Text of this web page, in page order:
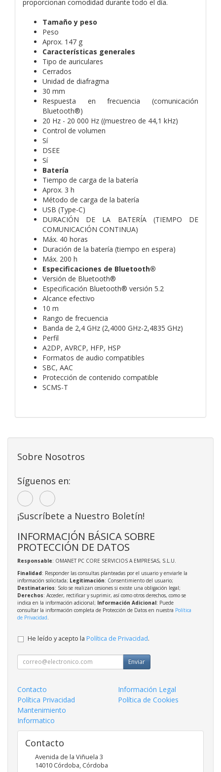
proporcionan comodidad durante todo el día.
Tamaño y peso
Peso
Aprox. 147 g
Características generales
Tipo de auriculares
Cerrados
Unidad de diafragma
30 mm
Respuesta en frecuencia (comunicación
Bluetooth®)
20 Hz - 20 000 Hz ((muestreo de 44,1 kHz)
Control de volumen
Sí
DSEE
Sí
Batería
Tiempo de carga de la batería
Aprox. 3 h
Método de carga de la batería
USB (Type-C)
DURACIÓN DE LA BATERÍA (TIEMPO DE
COMUNICACIÓN CONTINUA)
Máx. 40 horas
Duración de la batería (tiempo en espera)
Máx. 200 h
Especificaciones de Bluetooth®
Versión de Bluetooth®
Especificación Bluetooth® versión 5.2
Alcance efectivo
10 m
Rango de frecuencia
Banda de 2,4 GHz (2,4000 GHz-2,4835 GHz)
Perfil
A2DP, AVRCP, HFP, HSP
Formatos de audio compatibles
SBC, AAC
Protección de contenido compatible
SCMS-T
Sobre Nosotros
Síguenos en:
¡Suscríbete a Nuestro Boletín!
INFORMACIÓN BÁSICA SOBRE
PROTECCIÓN DE DATOS
Responsable: OMANET PC CORE SERVICIOS A EMPRESAS, S.L.U.
Finalidad: Responder las consultas planteadas por el usuario y enviarle la
información solicitada; Legitimación: Consentimiento del usuario;
Destinatarios: Solo se realizan cesiones si existe una obligación legal;
Derechos: Acceder, rectificar y suprimir, así como otros derechos, como se
indica en la información adicional; Información Adicional: Puede
consultar la información completa de Protección de Datos en nuestra Política
de Privacidad
He leído y acepto la Política de Privacidad.
Enviar
Contacto
Información Legal
Política Privacidad
Política de Cookies
Mantenimiento
Informatico
Contacto
Avenida de la Viñuela 3
14010 Córdoba, Córdoba